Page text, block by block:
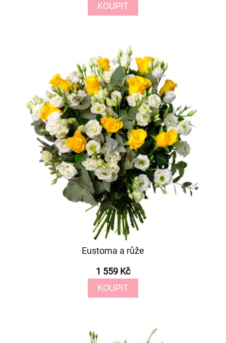
KOUPIT
Eustoma a růže
1 559 Kč
KOUPIT